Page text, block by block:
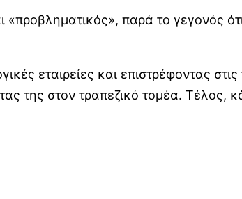
«προβληματικός», παρά το γεγονός
εταιρείες και επιστρέφοντας στις
της στον τραπεζικό τομέα. Τέλος,